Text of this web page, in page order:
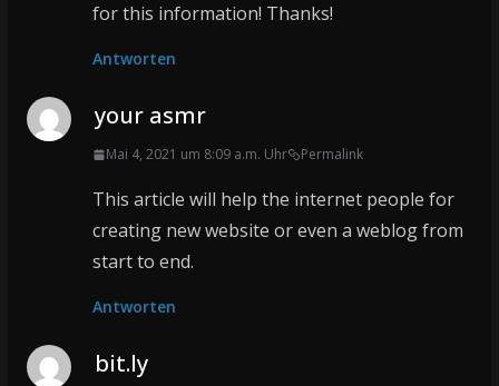
for this information! Thanks!
Antworten
your asmr
Mai 4, 2021 um 8:09 a.m. Uhr Permalink
This article will help the internet people for
creating new website or even a weblog from
start to end.
Antworten
bit.ly